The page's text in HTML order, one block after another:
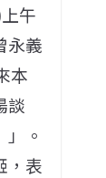
午
永義
本
談
。
，表